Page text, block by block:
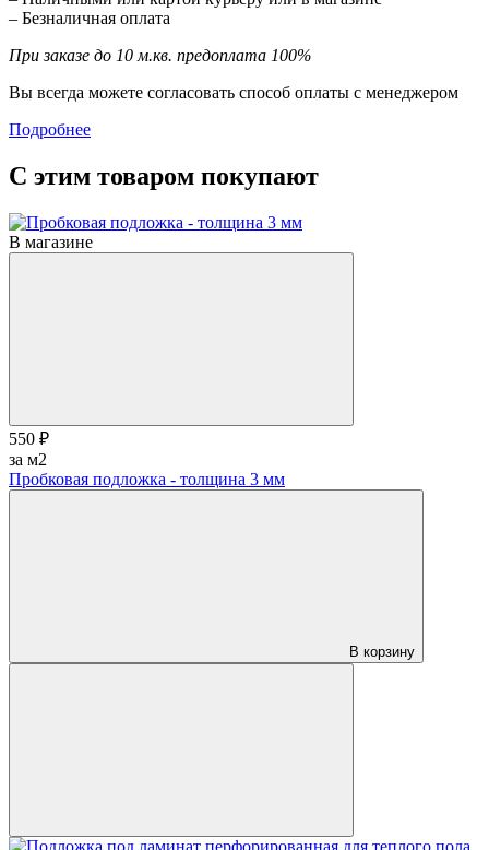
– Безналичная оплата
При заказе до 10 м.кв. предоплата 100%
Вы всегда можете согласовать способ оплаты с менеджером
Подробнее
С этим товаром покупают
В магазине
550 ₽
за м2
Пробковая подложка - толщина 3 мм
В корзину